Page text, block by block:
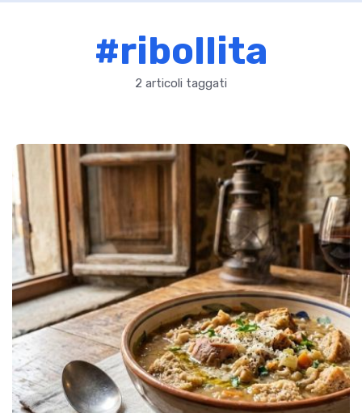
#ribollita
2 articoli taggati